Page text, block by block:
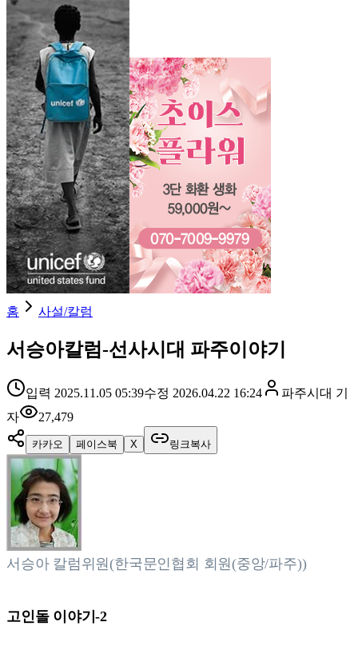
홈 사설/칼럼
서승아칼럼-선사시대 파주이야기
입력 2025.11.05 05:39수정 2026.04.22 16:24 파주시대 기
자
27,479
카카오 페이스북 X 링크복사
서승아 칼럼위원(한국문인협회 회원(중앙/파주))
고인돌 이야기-2